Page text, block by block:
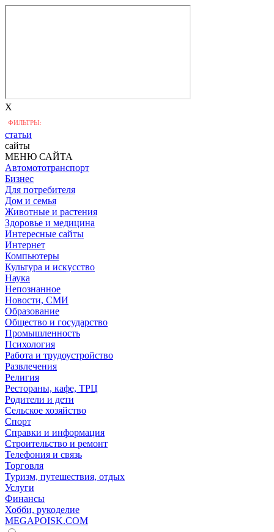
X
ФИЛЬТРЫ:
статьи
сайты
МЕНЮ САЙТА
Автомототранспорт
Бизнес
Для потребителя
Дом и семья
Животные и растения
Здоровье и медицина
Интересные сайты
Интернет
Компьютеры
Культура и искусство
Наука
Непознанное
Новости, СМИ
Образование
Общество и государство
Промышленность
Психология
Работа и трудоустройство
Развлечения
Религия
Рестораны, кафе, ТРЦ
Родители и дети
Сельское хозяйство
Спорт
Справки и информация
Строительство и ремонт
Телефония и связь
Торговля
Туризм, путешествия, отдых
Услуги
Финансы
Хобби, рукоделие
MEGAPOISK.COM